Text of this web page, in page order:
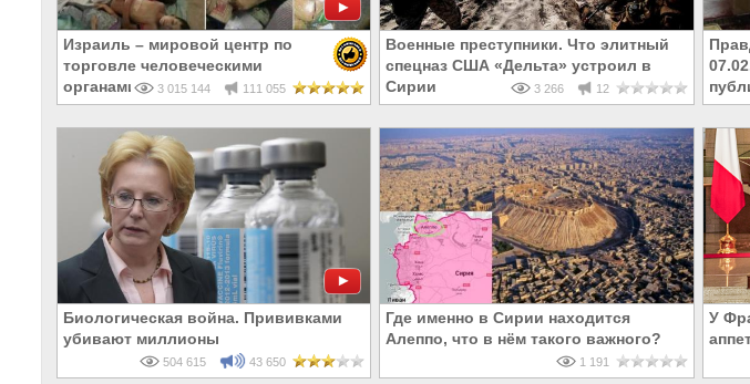
Израиль – мировой центр по
торговле человеческими
органами
3 015 144 111 055
Военные преступники. Что элитный
спецназ США «Дельта» устроил в
Сирии
3 266 12
Биологическая война. Прививками
убивают миллионы
504 615 43 650
Где именно в Сирии находится
Алеппо, что в нём такого важного?
1 191
У